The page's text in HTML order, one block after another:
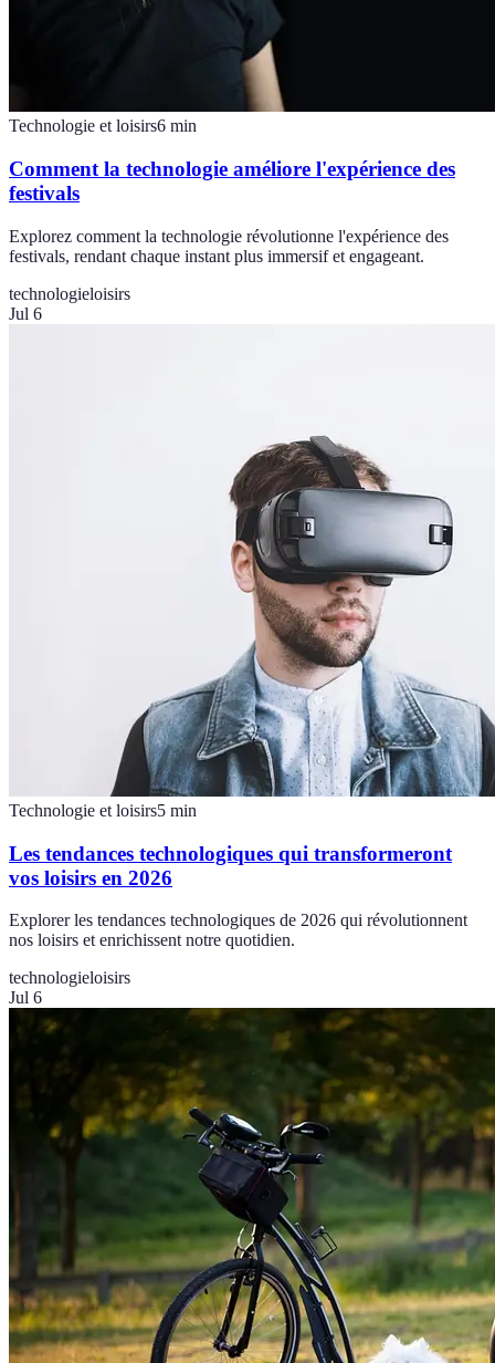
Technologie et loisirs6 min
Comment la technologie améliore l'expérience des
festivals
Explorez comment la technologie révolutionne l'expérience des
festivals, rendant chaque instant plus immersif et engageant.
technologieloisirs
Jul 6
Technologie et loisirs5 min
Les tendances technologiques qui transformeront
vos loisirs en 2026
Explorer les tendances technologiques de 2026 qui révolutionnent
nos loisirs et enrichissent notre quotidien.
technologieloisirs
Jul 6